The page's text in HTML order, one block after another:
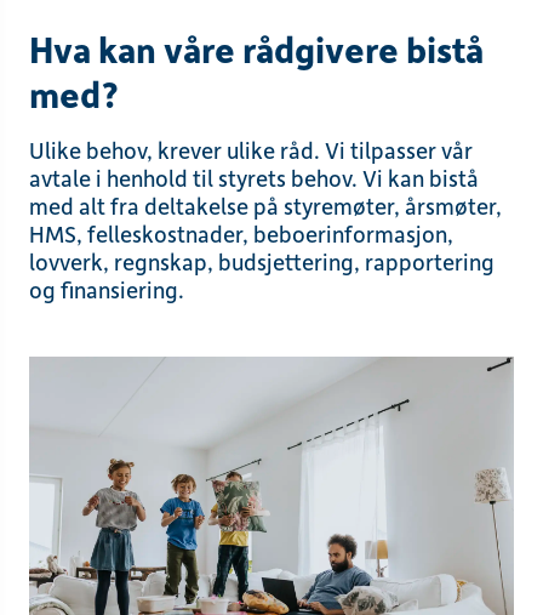
Hva kan våre rådgivere bistå
med?
Ulike behov, krever ulike råd. Vi tilpasser vår
avtale i henhold til styrets behov. Vi kan bistå
med alt fra deltakelse på styremøter, årsmøter,
HMS, felleskostnader, beboerinformasjon,
lovverk, regnskap, budsjettering, rapportering
og finansiering.